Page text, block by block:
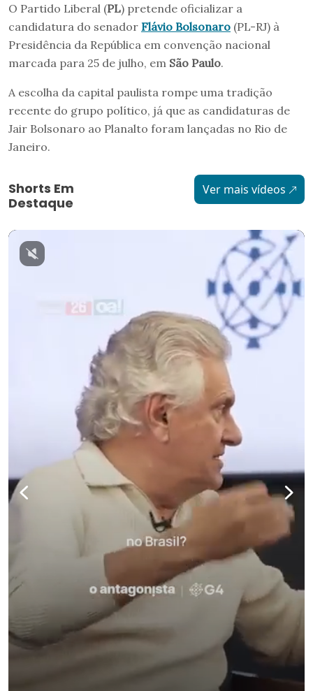
O Partido Liberal (PL) pretende oficializar a
candidatura do senador Flávio Bolsonaro (PL-RJ) à
Presidência da República em convenção nacional
marcada para 25 de julho, em São Paulo.
A escolha da capital paulista rompe uma tradição
recente do grupo político, já que as candidaturas de
Jair Bolsonaro ao Planalto foram lançadas no Rio de
Janeiro.
Shorts Em
Destaque
Ver mais vídeos